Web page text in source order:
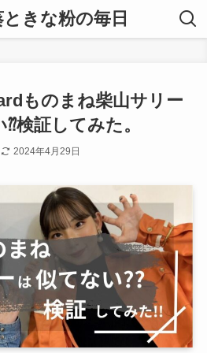
きな粉の毎日
ものまね柴山サリー
検証してみた。
2024年4月29日